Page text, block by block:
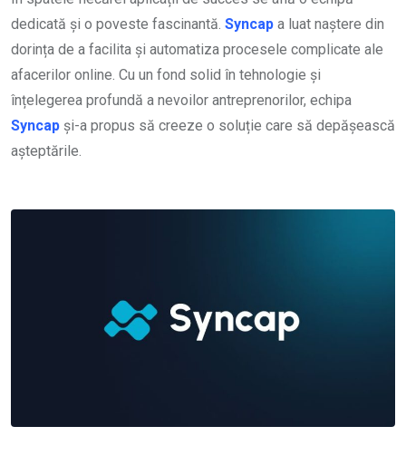
dedicată și o poveste fascinantă. Syncap a luat naștere din
dorința de a facilita și automatiza procesele complicate ale
afacerilor online. Cu un fond solid în tehnologie și
înțelegerea profundă a nevoilor antreprenorilor, echipa
Syncap și-a propus să creeze o soluție care să depășească
așteptările.